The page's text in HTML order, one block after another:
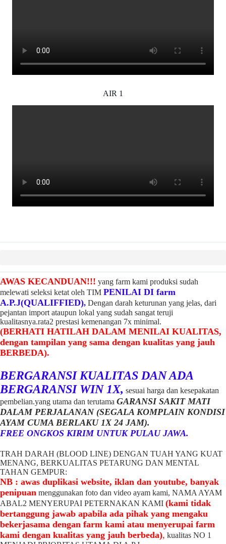
AIR 1
AWAS KECANDUAN!!! yang farm kami produksi sudah
melewati seleksi ketat oleh TIM PENILAI DI farm
A.P.J(QUALIFFIED), Dengan darah keturunan yang jelas, dari
pejantan import ataupun lokal yang sudah sangat teruji
kualitasnya.rata2 prestasi kemenangan 7x minimal.
(BERHATI HATILAH DALAM MENILAI KUALITAS,
dengan tampilan yang sama dengan kualitas yang jauh
BERBEDA).
BERGARANSI KUALITAS DAN ADA
BERGARANSI WIN 1X, sesuai harga dan kesepakatan
pembelian.yang utama dan terutama GARANSI SAKIT MATI
DALAM PERJALANAN (SEGALA KOMPLAIN KONDISI
AYAM CUMA BERLAKU 1X 24 JAM).
FREE ONGKOS KIRIM UNTUK PULAU JAWA.
TRAH DARAH (BLOOD LINE) DENGAN TUAH YANG KUAT
MENANG, BERKUALITAS PETARUNG DAN MENTAL
TAHAN GEMPUR:
NB : awas duplikasi website, iklan dan youtube, banyak
penipuan menggunakan foto dan video ayam kami, NAMA AYAM
ABAL2 MENYERUPAI PETERNAKAN KAMI (kami tidak
bertanggung jawab apabila ada pihak yang mengaku
bekerjasama dengan farm kami atau menyerupai farm
kami dengan kualitas yang jauh berbeda), kualitas NO 1